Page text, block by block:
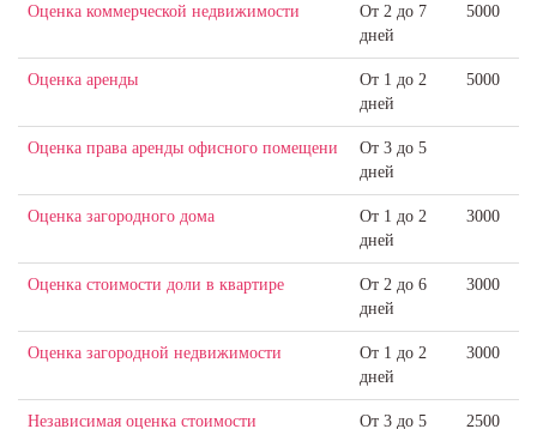
Оценка коммерческой недвижимости
От 2 до 7
дней
5000
Оценка аренды
От 1 до 2
дней
5000
Оценка права аренды офисного помещени
От 3 до 5
дней
Оценка загородного дома
От 1 до 2
дней
3000
Оценка стоимости доли в квартире
От 2 до 6
дней
3000
Оценка загородной недвижимости
От 1 до 2
дней
3000
Независимая оценка стоимости От 3 до 5 2500